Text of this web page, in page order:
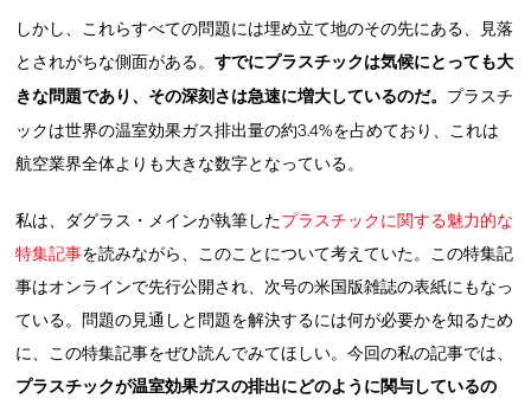
しかし、これらすべての問題には埋め立て地のその先にある、見落
とされがちな側面がある。すでにプラスチックは気候にとっても大
きな問題であり、その深刻さは急速に増大しているのだ。 プラスチ
ックは世界の温室効果ガス排出量の約3.4%を占めており、これは
航空業界全体よりも大きな数字となっている。
私は、ダグラス・メインが執筆したプラスチックに関する魅力的な
特集記事を読みながら、このことについて考えていた。この特集記
事はオンラインで先行公開され、次号の米国版雑誌の表紙にもなっ
ている。問題の見通しと問題を解決するには何が必要かを知るため
に、この特集記事をぜひ読んでみてほしい。今回の私の記事では、
プラスチックが温室効果ガスの排出にどのように関与しているの